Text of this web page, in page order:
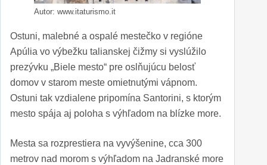
Autor: www.itaturismo.it
Ostuni, malebné a ospalé mestečko v regióne
Apúlia vo výbežku talianskej čižmy si vyslúžilo
prezývku „Biele mesto“ pre oslňujúcu belosť
domov v starom meste omietnutými vápnom.
Ostuni tak vzdialene pripomína Santorini, s ktorým
mesto spája aj poloha s výhľadom na blízke more.
Mesta sa rozprestiera na vyvýšenine, cca 300
metrov nad morom s výhľadom na Jadranské more